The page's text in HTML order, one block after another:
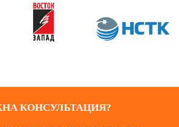
КОНСУЛЬТАЦИЯ?